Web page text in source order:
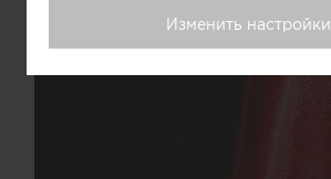
Изменить настройки